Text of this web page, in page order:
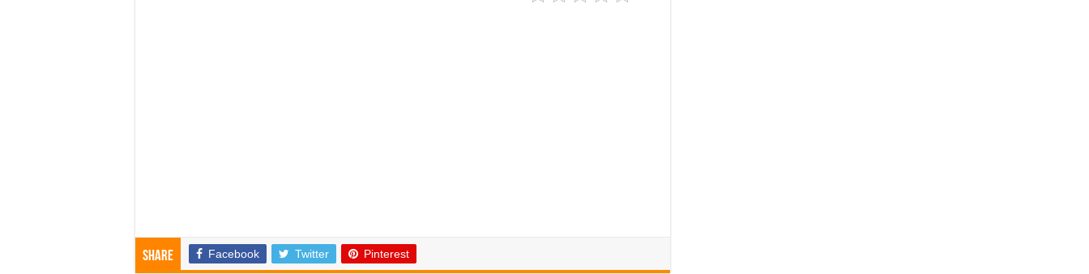
Share Facebook Twitter Pinterest